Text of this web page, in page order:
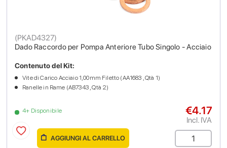
Dado Raccordo per Pompa Anteriore Tubo Singolo - Acciaio
(PKAD4327)
4+ Disponibile
Contenuto del Kit:
Vite di Carico Acciaio 1,00mm Filetto (AA1683 , Qtà 1)
Ranelle in Rame (AB7343 , Qtà 2)
€4.17
Incl. IVA
AGGIUNGI AL CARRELLO